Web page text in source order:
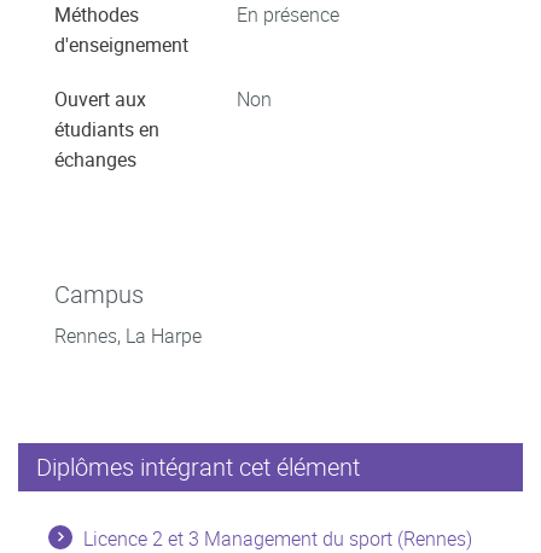
Méthodes
d'enseignement
En présence
Ouvert aux
étudiants en
échanges
Non
Campus
Rennes, La Harpe
Diplômes intégrant cet élément
Licence 2 et 3 Management du sport (Rennes)